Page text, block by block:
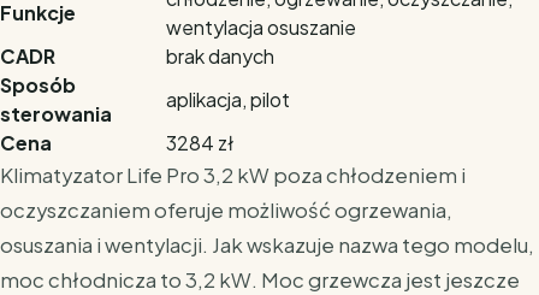
Funkcje
wentylacja osuszanie
CADR
brak danych
Sposób
sterowania
aplikacja, pilot
Cena
3284 zł
Klimatyzator Life Pro 3,2 kW poza chłodzeniem i
oczyszczaniem oferuje możliwość ogrzewania,
osuszania i wentylacji. Jak wskazuje nazwa tego modelu,
moc chłodnicza to 3,2 kW. Moc grzewcza jest jeszcze